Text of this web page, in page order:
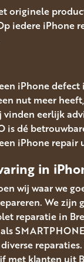
originele
iedere iPhone
iPhone defect
nut meer
vinden eerlijk
is dé
iPhone repair
in
wij waar we
We zijn
reparatie in
met klanten uit